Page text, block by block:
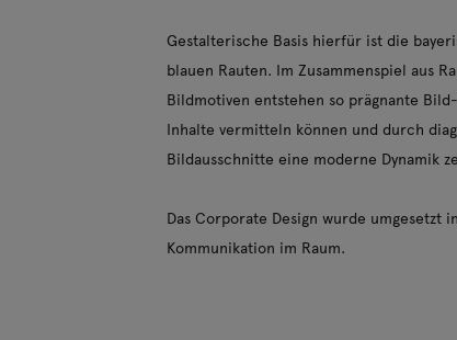
Gestalterische Basis hierfür ist die
blauen Rauten. Im Zusammenspiel aus
Bildmotiven entstehen so prägnante
Inhalte vermitteln können und durch
Bildausschnitte eine moderne Dynamik
Das Corporate Design wurde umgesetzt
Kommunikation im Raum.